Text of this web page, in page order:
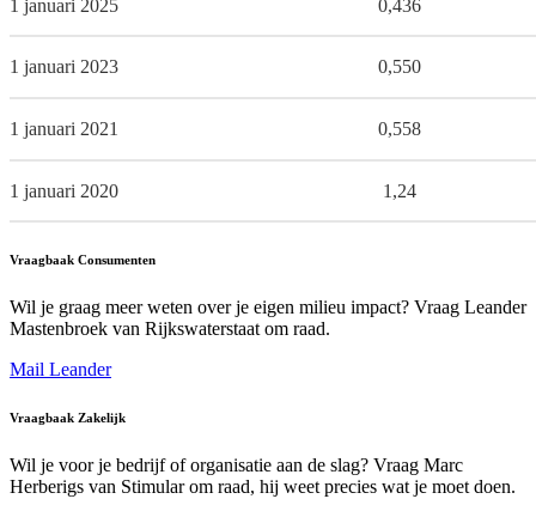
1 januari 2025 0,436
1 januari 2023 0,550
1 januari 2021 0,558
1 januari 2020 1,24
Vraagbaak Consumenten
Wil je graag meer weten over je eigen milieu impact? Vraag Leander
Mastenbroek van Rijkswaterstaat om raad.
Mail Leander
Vraagbaak Zakelijk
Wil je voor je bedrijf of organisatie aan de slag? Vraag Marc
Herberigs van Stimular om raad, hij weet precies wat je moet doen.